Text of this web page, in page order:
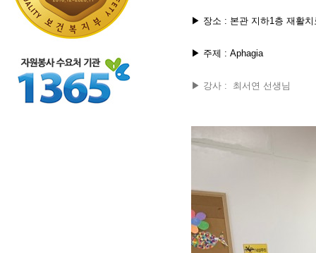
▶ 장소 : 본관 지하1층 재활치
▶ 주제 : Aphagia
▶ 강사 : 최서연 선생님